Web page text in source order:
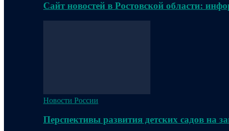
Сайт новостей в Ростовской области:
Новости России
Перспективы развития детских садов на